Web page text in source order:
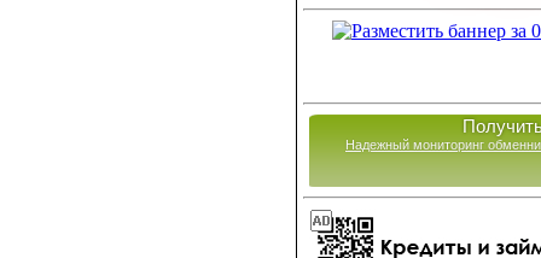
Надежный мониторинг